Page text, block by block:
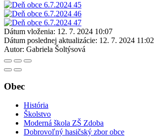
Dátum vloženia: 12. 7. 2024 10:07
Dátum poslednej aktualizácie: 12. 7. 2024 11:02
Autor: Gabriela Šoltýsová
Obec
História
Školstvo
Moderná škola ZŠ Zdoba
Dobrovoľný hasičský zbor obce